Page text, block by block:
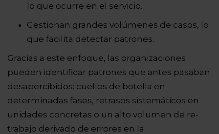
lo que ocurre en el servicio.
Gestionan grandes volúmenes de casos, lo
que facilita detectar patrones.
Gracias a este enfoque, las organizaciones
pueden identificar patrones que antes pasaban
desapercibidos: cuellos de botella en
determinadas fases, retrasos sistemáticos en
unidades concretas o un alto volumen de re-
trabajo derivado de errores en la